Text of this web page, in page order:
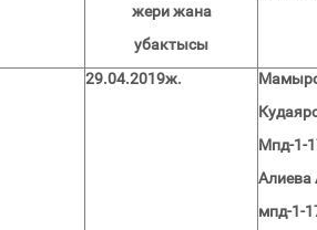
жери жана
убактысы
29.04.2019ж.
Мпд-1-
Алиева
мпд-1-